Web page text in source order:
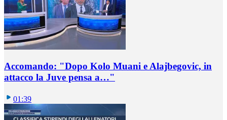
Accomando: "Dopo Kolo Muani e Alajbegovic, in
attacco la Juve pensa a…"
01:39